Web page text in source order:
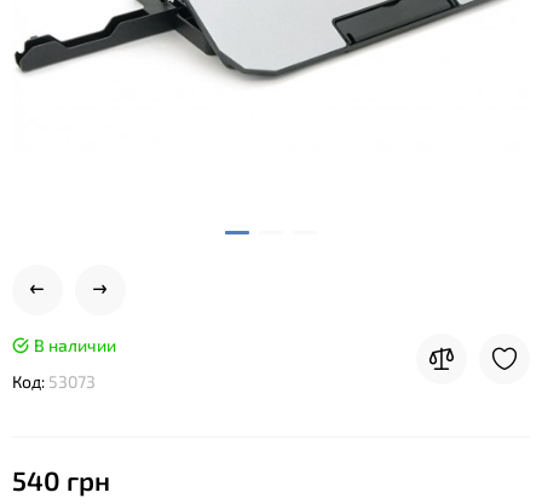
В наличии
Код: 53073
540 грн